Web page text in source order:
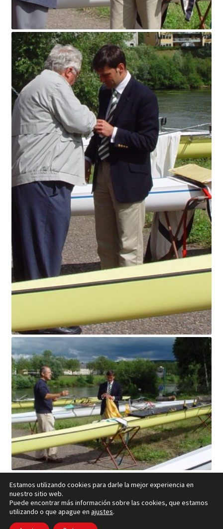
Política de cookies
– © Ccluxemburgo 2006 - 2026 –
Estamos utilizando cookies para darle la mejor experiencia en
nuestro sitio web.
Puede encontrar más información sobre las cookies, que estamos
utilizando o que apague en ajustes.